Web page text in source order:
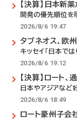
【決算】日本新
開発の優先順位を
2026/8/6 19:47
タブネオス、欧
キッセイ「日本で
2026/8/6 19:12
【決算】ロート
日本やアジアなど
2026/8/6 18:49
ロート豪州子会